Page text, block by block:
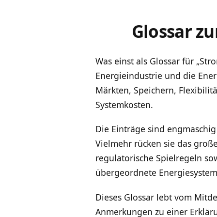
Glossar
Was einst als Glossar für
Energieindustrie und die
Märkten, Speichern,
Systemkosten.
Die Einträge sind
Vielmehr rücken sie das
regulatorische Spielregeln
übergeordnete
Dieses Glossar lebt vom
Anmerkungen zu einer